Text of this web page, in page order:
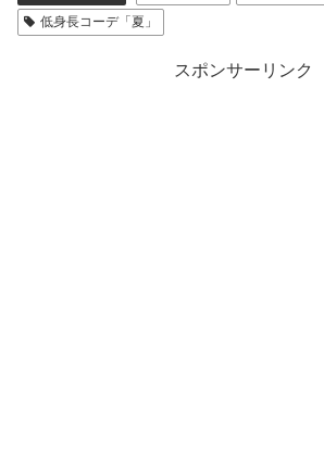
低身長コーデ「夏」
スポンサーリンク